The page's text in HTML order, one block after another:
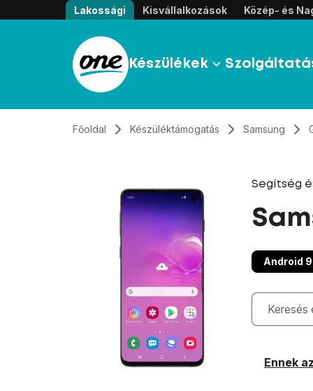
Átugrás, tovább a tartalomhoz
Lakossági Kisvállalkozások Közép- és
Készülékek
Főoldal Készüléktámogatás Samsung
Segítség
Android
Gépelés
Ennek